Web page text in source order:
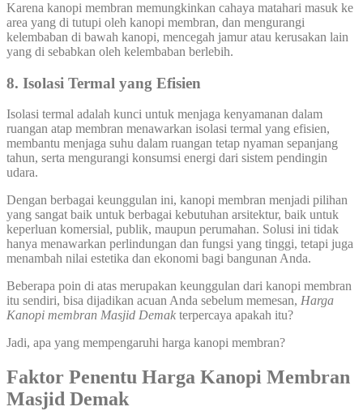
Karena kanopi membran memungkinkan cahaya matahari masuk ke
area yang di tutupi oleh kanopi membran, dan mengurangi
kelembaban di bawah kanopi, mencegah jamur atau kerusakan lain
yang di sebabkan oleh kelembaban berlebih.
8. Isolasi Termal yang Efisien
Isolasi termal adalah kunci untuk menjaga kenyamanan dalam
ruangan atap membran menawarkan isolasi termal yang efisien,
membantu menjaga suhu dalam ruangan tetap nyaman sepanjang
tahun, serta mengurangi konsumsi energi dari sistem pendingin
udara.
Dengan berbagai keunggulan ini, kanopi membran menjadi pilihan
yang sangat baik untuk berbagai kebutuhan arsitektur, baik untuk
keperluan komersial, publik, maupun perumahan. Solusi ini tidak
hanya menawarkan perlindungan dan fungsi yang tinggi, tetapi juga
menambah nilai estetika dan ekonomi bagi bangunan Anda.
Beberapa poin di atas merupakan keunggulan dari kanopi membran
itu sendiri, bisa dijadikan acuan Anda sebelum memesan, Harga
Kanopi membran Masjid Demak terpercaya apakah itu?
Jadi, apa yang mempengaruhi harga kanopi membran?
Faktor Penentu Harga Kanopi Membran
Masjid Demak